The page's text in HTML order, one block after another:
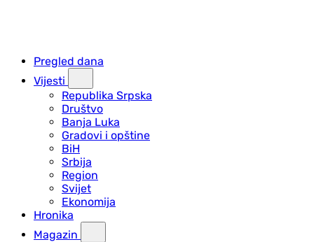
Pregled dana
Vijesti
Republika Srpska
Društvo
Banja Luka
Gradovi i opštine
BiH
Srbija
Region
Svijet
Ekonomija
Hronika
Magazin